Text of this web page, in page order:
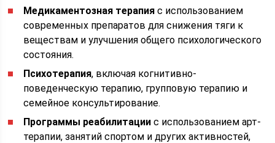
Медикаментозная терапия с использованием
современных препаратов для снижения тяги к
веществам и улучшения общего психологического
состояния.
Психотерапия, включая когнитивно-
поведенческую терапию, групповую терапию и
семейное консультирование.
Программы реабилитации с использованием арт-
терапии, занятий спортом и других активностей,